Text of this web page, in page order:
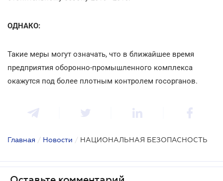
ОДНАКО:
Такие меры могут означать, что в ближайшее время
предприятия оборонно-промышленного комплекса
окажутся под более плотным контролем госорганов.
Главная / Новости / НАЦИОНАЛЬНАЯ БЕЗОПАСНОСТЬ